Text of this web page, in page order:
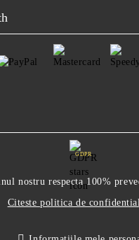
GDPR
nostru respecta 100%
Citeste politica de